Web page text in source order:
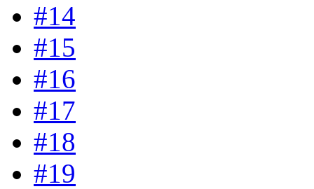
#14
#15
#16
#17
#18
#19